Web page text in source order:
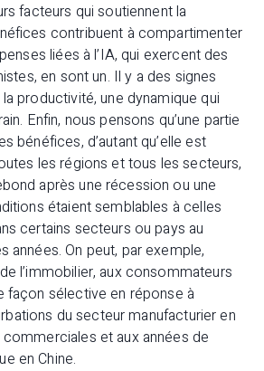
facteurs qui soutiennent la
contribuent à compartimenter
liées à l’IA, qui exercent des
en sont un. Il y a des signes
productivité, une dynamique qui
Enfin, nous pensons qu’une partie
bénéfices, d’autant qu’elle est
les régions et tous les secteurs,
après une récession ou une
étaient semblables à celles
certains secteurs ou pays au
années. On peut, par exemple,
l’immobilier, aux consommateurs
façon sélective en réponse à
du secteur manufacturier en
et aux années de
en Chine.